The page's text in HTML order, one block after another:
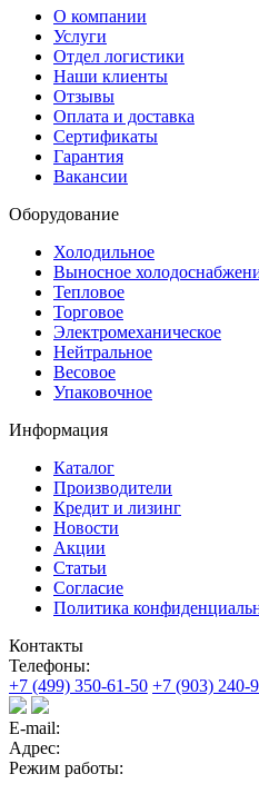
О компании
Услуги
Отдел логистики
Наши клиенты
Отзывы
Оплата и доставка
Сертификаты
Гарантия
Вакансии
Оборудование
Холодильное
Выносное
Тепловое
Торговое
Электромеханическое
Нейтральное
Весовое
Упаковочное
Информация
Каталог
Производители
Кредит и лизинг
Новости
Акции
Статьи
Согласие
Политика
Контакты
Телефоны:
+7 (499) 350-61-50 +7 (903) 240-
E-mail:
Адрес:
Режим работы: